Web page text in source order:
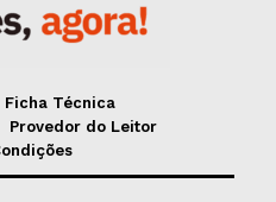
Ficha Técnica
Provedor do Leitor